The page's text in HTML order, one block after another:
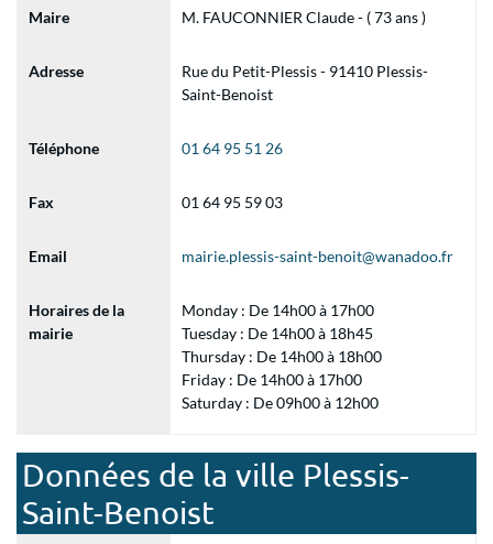
Maire M. FAUCONNIER Claude - ( 73 ans )
Adresse
Rue du Petit-Plessis - 91410 Plessis-
Saint-Benoist
Téléphone 01 64 95 51 26
Fax 01 64 95 59 03
Email mairie.plessis-saint-benoit@wanadoo.fr
Horaires de la
mairie
Monday : De 14h00 à 17h00
Tuesday : De 14h00 à 18h45
Thursday : De 14h00 à 18h00
Friday : De 14h00 à 17h00
Saturday : De 09h00 à 12h00
Données de la ville Plessis-
Saint-Benoist